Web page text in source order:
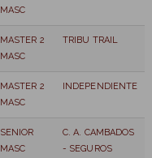
MASC
MASTER 2
MASC
TRIBU TRAIL
MASTER 2
MASC
INDEPENDIENTE
SENIOR
MASC
C. A. CAMBADOS
- SEGUROS